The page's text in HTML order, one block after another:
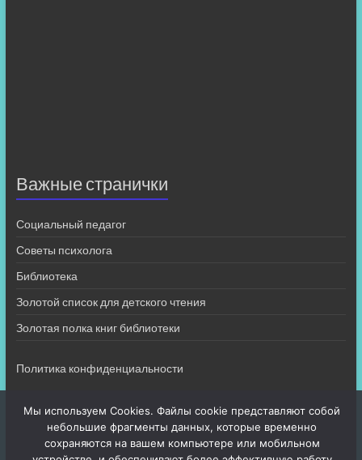
Важные странички
Социальный педагог
Советы психолога
Библиотека
Золотой список для детского чтения
Золотая полка книг библиотеки
Политика конфиденциальности
Мы используем Cookies. Файлы cookie представляют собой
небольшие фрагменты данных, которые временно
сохраняются на вашем компьютере или мобильном